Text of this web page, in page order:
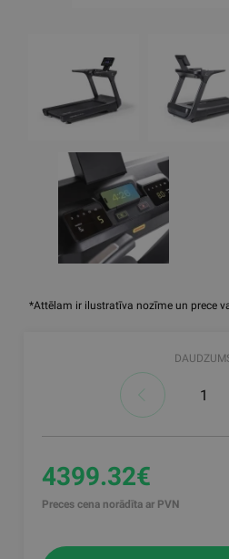
*Attēlam ir ilustratīva nozīme un prece
4399.32€
Preces cena norādīta ar PVN